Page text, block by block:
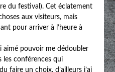
du festival). Cet éclatement
aux visiteurs, mais
pour arriver à l’heure à
aimé pouvoir me dédoubler
les conférences qui
faire un choix, d’ailleurs j’ai